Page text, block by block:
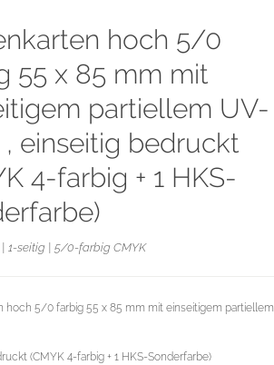
hoch 5/0
55 x 85 mm mit
partiellem UV-
einseitig bedruckt
4-farbig + 1 HKS-
| 1-seitig | 5/0-farbig CMYK
hoch 5/0 farbig 55 x 85 mm mit einseitigem partiellem
(CMYK 4-farbig + 1 HKS-Sonderfarbe)